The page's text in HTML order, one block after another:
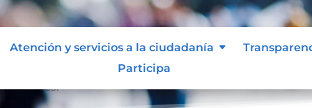
Atención y servicios a la ciudadanía
Participa
interés.